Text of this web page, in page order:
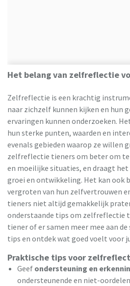
Het belang van zelfreflectie
Zelfreflectie is een krachtig
naar zichzelf kunnen kijken en hun
ervaringen kunnen onderzoeken.
hun sterke punten, waarden en
evenals gebieden waarop ze willen
zelfreflectie tieners om beter om
en moeilijke situaties, en draagt
groei en ontwikkeling. Het kan ook
vergroten van hun zelfvertrouwen
tieners niet altijd gemakkelijk
onderstaande tips om zelfreflectie
tiener of er samen meer mee aan
tips en ontdek wat goed voelt voor
Praktische tips voor
Geef ondersteuning en
ondersteunende en niet-